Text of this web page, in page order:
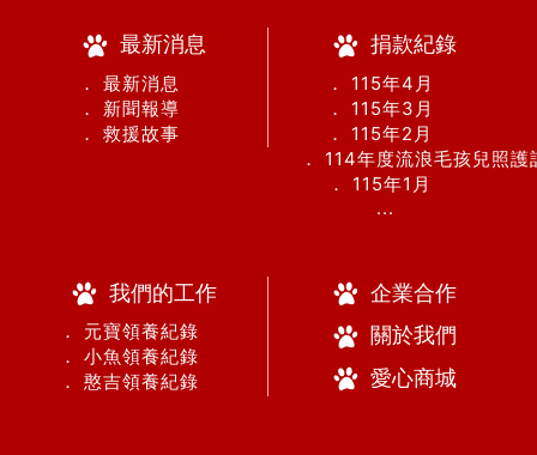
最新消息
． 最新消息
． 新聞報導
． 救援故事
捐款紀錄
． 115年4月
． 115年3月
． 115年2月
． 114年度流浪毛孩兒照
． 115年1月
...
我們的工作
． 元寶領養紀錄
． 小魚領養紀錄
． 憨吉領養紀錄
企業合作
關於我們
愛心商城